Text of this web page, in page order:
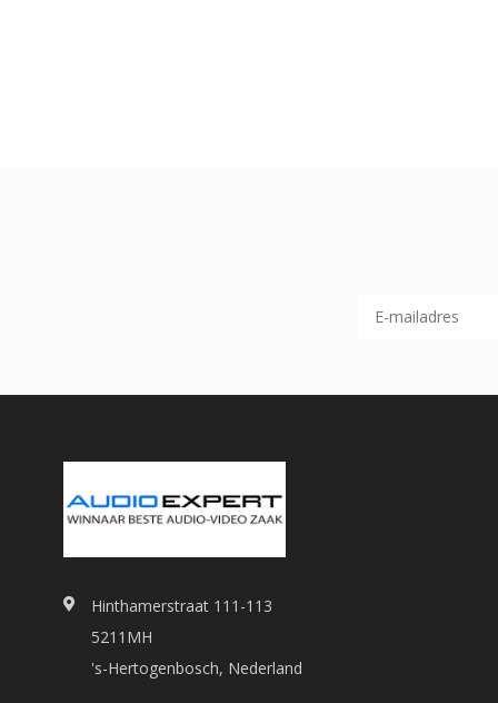
Hinthamerstraat 111-113
5211MH
's-Hertogenbosch, Nederland